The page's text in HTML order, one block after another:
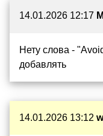
14.01.2026 12:17
Нету слова -
добавлять
14.01.2026 13:12